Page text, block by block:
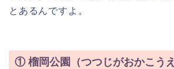
とあるんですよ。
① 榴岡公園（つつじがおかこうえ